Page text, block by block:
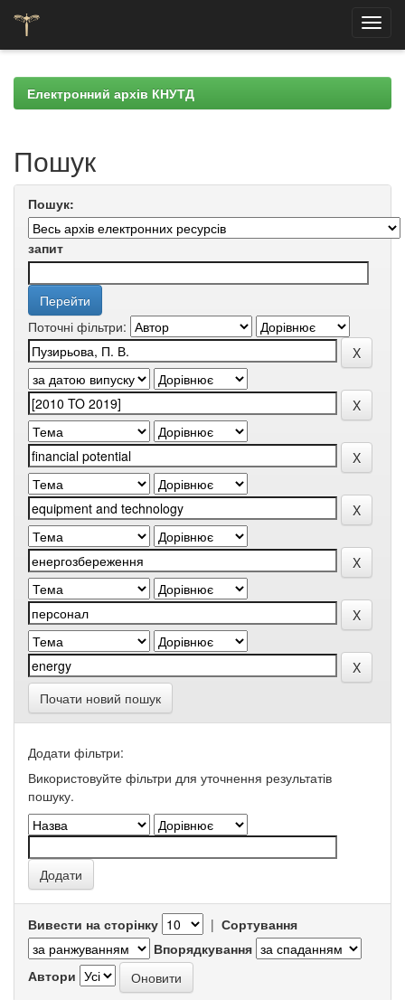
navigationЕлектронний архів КНУТД
Пошук
Пошук:
запит
Поточні фільтри:
Почати новий пошук
Додати фільтри:
Використовуйте фільтри для уточнення результатів
пошуку.
Вивести на сторінку | Сортування
Впорядкування
Автори